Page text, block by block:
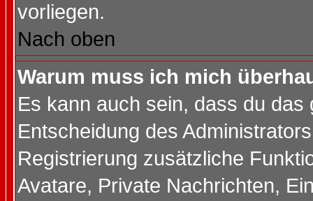
vorliegen.
Nach oben
Warum muss ich mich
Es kann auch sein, dass du
Entscheidung des
Registrierung zusätzliche
Avatare, Private Nachrichten,